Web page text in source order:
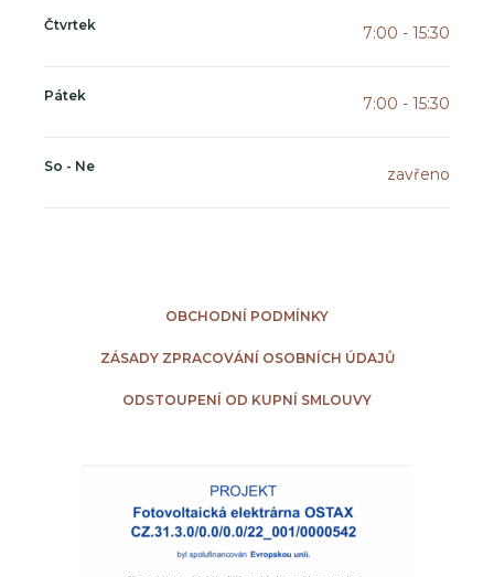
Čtvrtek 7:00 - 15:30
Pátek 7:00 - 15:30
So - Ne zavřeno
OBCHODNÍ PODMÍNKY
ZÁSADY ZPRACOVÁNÍ OSOBNÍCH ÚDAJŮ
ODSTOUPENÍ OD KUPNÍ SMLOUVY